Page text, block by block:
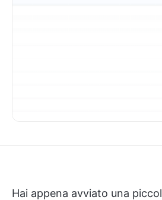
Hai appena avviato una